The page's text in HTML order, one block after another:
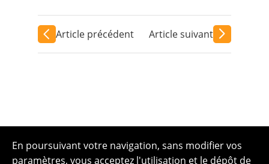
Article précédent Article suivant
En poursuivant votre navigation, sans modifier vos
paramètres, vous acceptez l'utilisation et le dépôt de